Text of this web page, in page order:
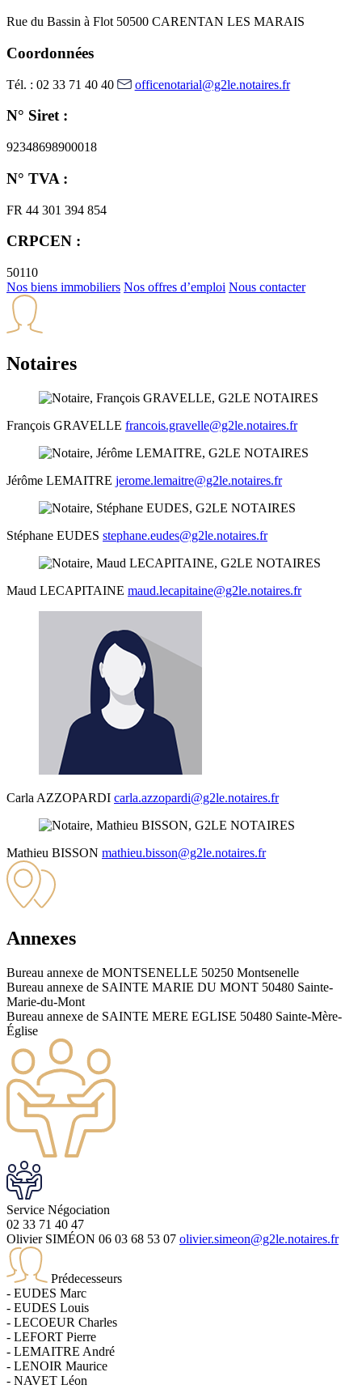
Rue du Bassin à Flot 50500 CARENTAN LES MARAIS
Coordonnées
Tél. : 02 33 71 40 40 officenotarial@g2le.notaires.fr
N° Siret :
92348698900018
N° TVA :
FR 44 301 394 854
CRPCEN :
50110
Nos biens immobiliers Nos offres d’emploi Nous contacter
Notaires
François GRAVELLE francois.gravelle@g2le.notaires.fr
Jérôme LEMAITRE jerome.lemaitre@g2le.notaires.fr
Stéphane EUDES stephane.eudes@g2le.notaires.fr
Maud LECAPITAINE maud.lecapitaine@g2le.notaires.fr
Carla AZZOPARDI carla.azzopardi@g2le.notaires.fr
Mathieu BISSON mathieu.bisson@g2le.notaires.fr
Annexes
Bureau annexe de MONTSENELLE 50250 Montsenelle
Bureau annexe de SAINTE MARIE DU MONT 50480 Sainte-
Marie-du-Mont
Bureau annexe de SAINTE MERE EGLISE 50480 Sainte-Mère-
Église
Service Négociation
02 33 71 40 47
Olivier SIMÉON 06 03 68 53 07 olivier.simeon@g2le.notaires.fr
Prédecesseurs
- EUDES Marc
- EUDES Louis
- LECOEUR Charles
- LEFORT Pierre
- LEMAITRE André
- LENOIR Maurice
- NAVET Léon